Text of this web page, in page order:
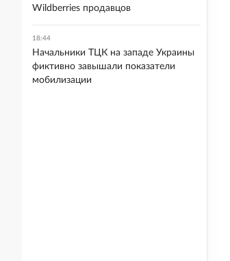
Wildberries продавцов
18:44
Начальники ТЦК на западе Украины
фиктивно завышали показатели
мобилизации